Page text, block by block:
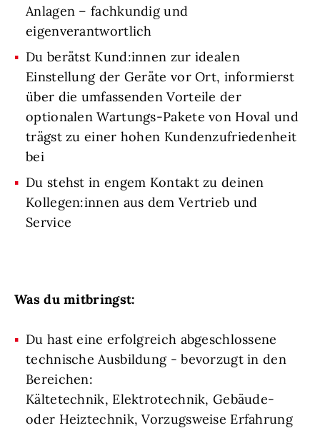
Anlagen – fachkundig und
eigenverantwortlich
Du berätst Kund:innen zur idealen
Einstellung der Geräte vor Ort, informierst
über die umfassenden Vorteile der
optionalen Wartungs-Pakete von Hoval und
trägst zu einer hohen Kundenzufriedenheit
bei
Du stehst in engem Kontakt zu deinen
Kollegen:innen aus dem Vertrieb und
Service
Was du mitbringst:
Du hast eine erfolgreich abgeschlossene
technische Ausbildung - bevorzugt in den
Bereichen:
Kältetechnik, Elektrotechnik, Gebäude-
oder Heiztechnik, Vorzugsweise Erfahrung